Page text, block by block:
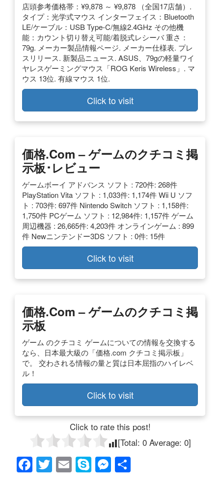
店頭参考価格帯：¥9,878 ～ ¥9,878 （全国17店舗）.
タイプ：光学式マウス インターフェイス：Bluetooth
LE/ケーブル：USB Type-C/無線2.4GHz その他機
能：カウント切り替え可能/着脱式レシーバ 重さ：
79g. メーカー製品情報ページ. メーカー仕様表. プレ
スリリース. 新製品ニュース. ASUS、79gの軽量ワイ
ヤレスゲーミングマウス「ROG Keris Wireless」. マ
ウス 13位. 有線マウス 1位.
Click to visit
価格.com – ゲームのクチコミ掲
示板･レビュー
ゲームボーイ アドバンス ソフト : 720件: 268件
PlayStation Vita ソフト : 1,033件: 1,174件 Wii U ソフ
ト : 703件: 697件 Nintendo Switch ソフト : 1,158件:
1,750件 PCゲーム ソフト : 12,984件: 1,157件 ゲーム
周辺機器 : 26,665件: 4,203件 オンラインゲーム : 899
件 Newニンテンドー3DS ソフト : 0件: 15件
Click to visit
価格.com – ゲームのクチコミ掲
示板
ゲーム のクチコミ ゲームについての情報を交換する
なら、日本最大級の「価格.com クチコミ掲示板」
で。 交わされる情報の量と質は日本屈指のハイレベ
ル！
Click to visit
Click to rate this post!
[Total: 0Average: 0]
F
a
T
wi
E
m
S
ky
M
e